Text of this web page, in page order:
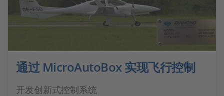
通过 MicroAutoBox 实现飞行控制
开发创新式控制系统